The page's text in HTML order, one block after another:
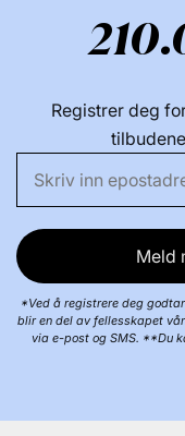
Registrer deg
Meld
*Ved å registrere deg
blir en del av fellesskapet
via e-post og SMS. **Du